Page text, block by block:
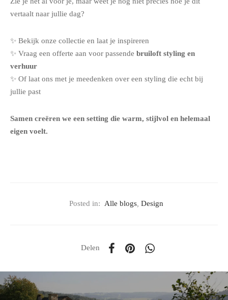
vertaalt naar jullie dag?
✨ Bekijk onze collectie en laat je inspireren
✨ Vraag een offerte aan voor passende bruiloft styling en
verhuur
✨ Of laat ons met je meedenken over een styling die echt bij
jullie past
Samen creëren we een setting die warm, stijlvol en helemaal
eigen voelt.
Posted in: Alle blogs, Design
Delen